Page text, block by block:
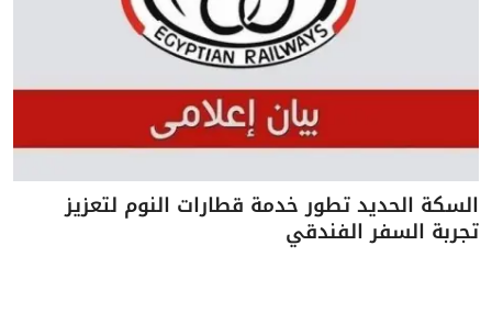
السكة الحديد تطور خدمة قطارات النوم لتعزيز
تجربة السفر الفندقي